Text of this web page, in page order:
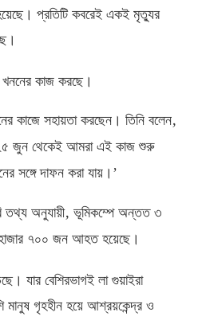
প্রতিটি কবরেই একই মৃত্যুর
খননের কাজ করছে।
কাজে সহায়তা করছেন। তিনি বলেন,
জুন থেকেই আমরা এই কাজ শুরু
সঙ্গে দাফন করা যায়।’
তথ্য অনুযায়ী, ভূমিকম্পে অন্তত ৩
৭০০ জন আহত হয়েছে।
যার বেশিরভাগই লা গুয়াইরা
মানুষ গৃহহীন হয়ে আশ্রয়কেন্দ্র ও